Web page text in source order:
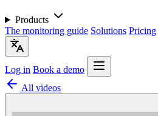
Products
The monitoring guide Solutions Pricing
Log in Book a demo
All videos